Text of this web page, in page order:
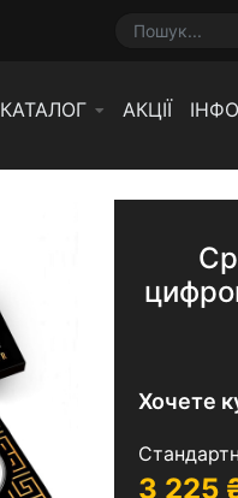
КАТАЛОГ АКЦІЇ
Хочете
3 225